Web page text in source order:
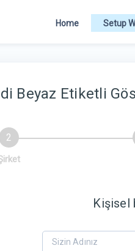
Home Setup
Beyaz Etiketli
Kişisel